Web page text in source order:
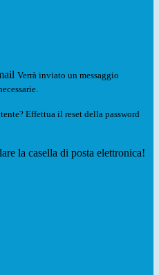
Verrà inviato un messaggio
Effettua il reset della password
la casella di posta elettronica!